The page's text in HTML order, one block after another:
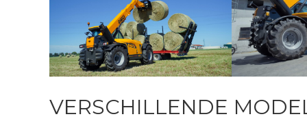
VERSCHILLENDE